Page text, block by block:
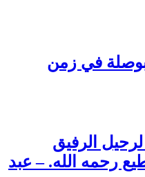
في زمن
الرفيق
رحمه الله. – عبد